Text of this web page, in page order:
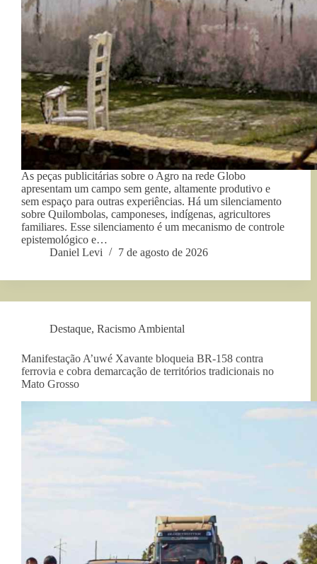
As peças publicitárias sobre o Agro na rede Globo
apresentam um campo sem gente, altamente produtivo e
sem espaço para outras experiências. Há um silenciamento
sobre Quilombolas, camponeses, indígenas, agricultores
familiares. Esse silenciamento é um mecanismo de controle
epistemológico e…
Daniel Levi
7 de agosto de 2026
Destaque, Racismo Ambiental
Manifestação A’uwé Xavante bloqueia BR-158 contra
ferrovia e cobra demarcação de territórios tradicionais no
Mato Grosso